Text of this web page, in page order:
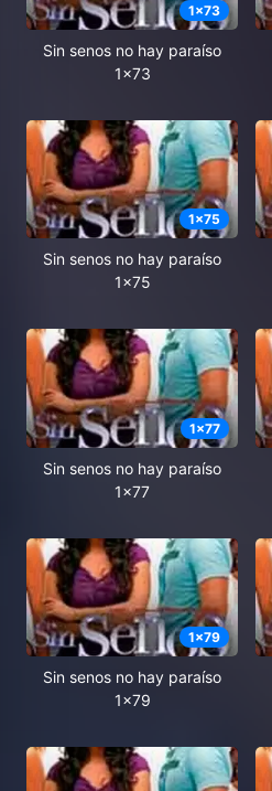
1x73
Sin senos no hay paraíso
1x73
1x75
Sin senos no hay paraíso
1x75
1x77
Sin senos no hay paraíso
1x77
1x79
Sin senos no hay paraíso
1x79